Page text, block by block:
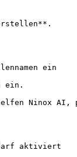
ein
ein.
helfen Ninox
aktiviert